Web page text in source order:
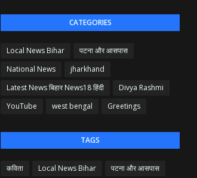
CATEGORIES
Local News Bihar
पटना और आसपास
National News
jharkhand
Latest News बिहार News18 हिंदी
Divya Rashmi
YouTube
west bengal Greetings
TAGS
कविता Local News Bihar
पटना और आसपास